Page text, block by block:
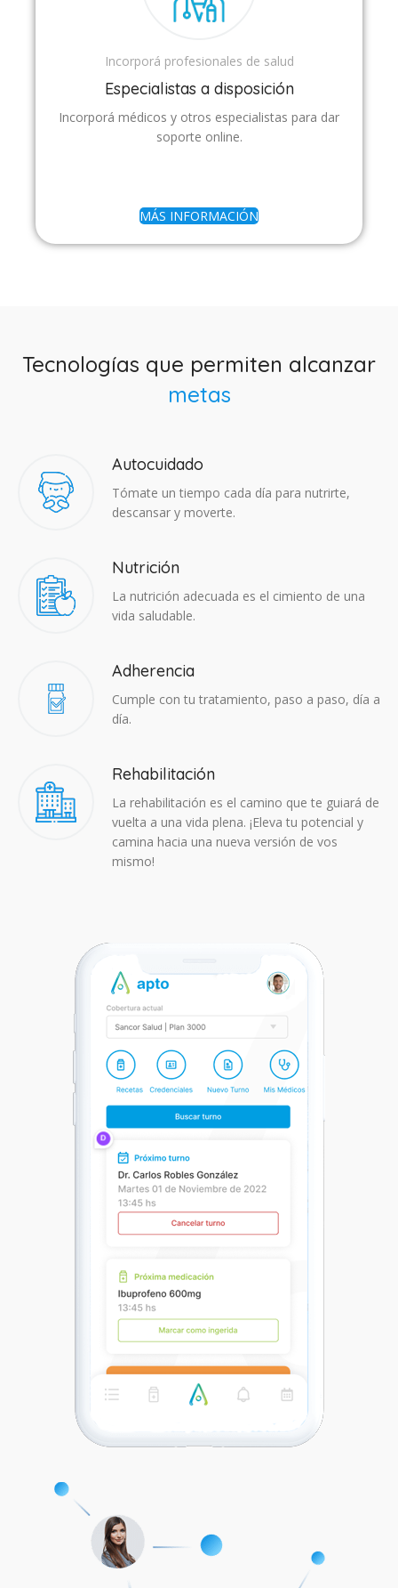
Incorporá profesionales de salud
Especialistas a disposición
Incorporá médicos y otros especialistas para dar
soporte online.
MÁS INFORMACIÓN
Tecnologías que permiten alcanzar
metas
Autocuidado
Tómate un tiempo cada día para nutrirte,
descansar y moverte.
Nutrición
La nutrición adecuada es el cimiento de una
vida saludable.
Adherencia​
Cumple con tu tratamiento, paso a paso, día a
día.
Rehabilitación
La rehabilitación es el camino que te guiará de
vuelta a una vida plena. ¡Eleva tu potencial y
camina hacia una nueva versión de vos
mismo!